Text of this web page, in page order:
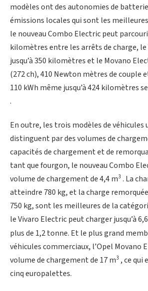
modèles ont des autonomies de
émissions locales qui sont les
le nouveau Combo Electric peut
kilomètres entre les arrêts de charge,
jusqu’à 350 kilomètres et le Movano
(272 ch), 410 Newton mètres de couple
110 kWh même jusqu’à 424 kilomètres
.
En outre, les trois modèles de
distinguent par des volumes de
capacités de chargement et de
tant que fourgon, le nouveau Combo
volume de chargement de 4,4 m3 . La
atteindre 780 kg, et la charge
750 kg, sont les meilleures de la
le Vivaro Electric peut charger jusqu’à
plus de 1,2 tonne. Et le plus grand
véhicules commerciaux, l’Opel Movano
volume de chargement de 17 m3 , ce qui
cinq europalettes.